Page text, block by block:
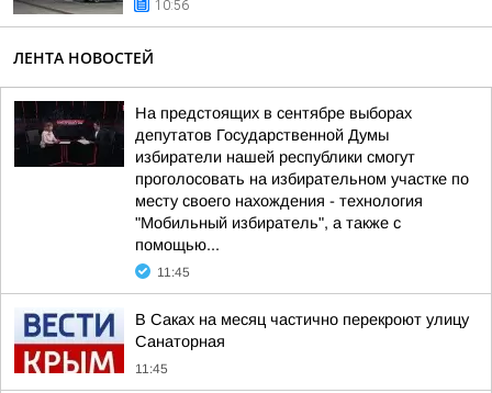
10:56
ЛЕНТА НОВОСТЕЙ
На предстоящих в сентябре выборах
депутатов Государственной Думы
избиратели нашей республики смогут
проголосовать на избирательном участке по
месту своего нахождения - технология
"Мобильный избиратель", а также с
помощью...
11:45
В Саках на месяц частично перекроют улицу
Санаторная
11:45